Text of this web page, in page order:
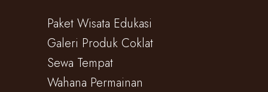
Paket Wisata Edukasi
Galeri Produk Coklat
Sewa Tempat
Wahana Permainan